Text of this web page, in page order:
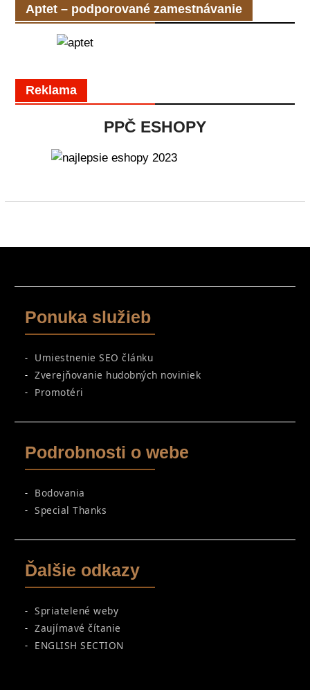
Aptet – podporované zamestnávanie
Reklama
PPČ ESHOPY
Ponuka služieb
Umiestnenie SEO článku
Zverejňovanie hudobných noviniek
Promotéri
Podrobnosti o webe
Bodovania
Special Thanks
Ďalšie odkazy
Spriatelené weby
Zaujímavé čítanie
ENGLISH SECTION